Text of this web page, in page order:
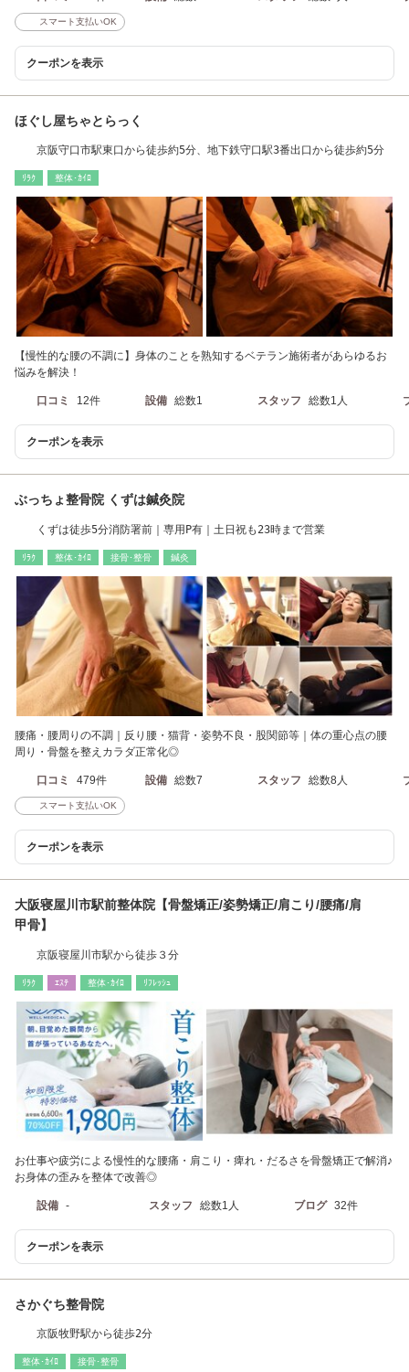
スマート支払いOK
クーポンを表示
ほぐし屋ちゃとらっく
京阪守口市駅東口から徒歩約5分、地下鉄守口駅3番出口から徒歩約5分
ﾘﾗｸ 整体･ｶｲﾛ
【慢性的な腰の不調に】身体のことを熟知するベテラン施術者があらゆるお
悩みを解決！
口コミ 12件 設備 総数1 スタッフ 総数1人
クーポンを表示
ぶっちょ整骨院 くずは鍼灸院
くずは徒歩5分消防署前｜専用P有｜土日祝も23時まで営業
ﾘﾗｸ 整体･ｶｲﾛ 接骨･整骨 鍼灸
腰痛・腰周りの不調｜反り腰・猫背・姿勢不良・股関節等｜体の重心点の腰
周り・骨盤を整えカラダ正常化◎
口コミ 479件 設備 総数7 スタッフ 総数8人
スマート支払いOK
クーポンを表示
大阪寝屋川市駅前整体院【骨盤矯正/姿勢矯正/肩こり/腰痛/肩
甲骨】
京阪寝屋川市駅から徒歩３分
ﾘﾗｸ ｴｽﾃ 整体･ｶｲﾛ ﾘﾌﾚｯｼｭ
お仕事や疲労による慢性的な腰痛・肩こり・痺れ・だるさを骨盤矯正で解消♪
お身体の歪みを整体で改善◎
設備 - スタッフ 総数1人 ブログ 32件
クーポンを表示
さかぐち整骨院
京阪牧野駅から徒歩2分
整体･ｶｲﾛ 接骨･整骨